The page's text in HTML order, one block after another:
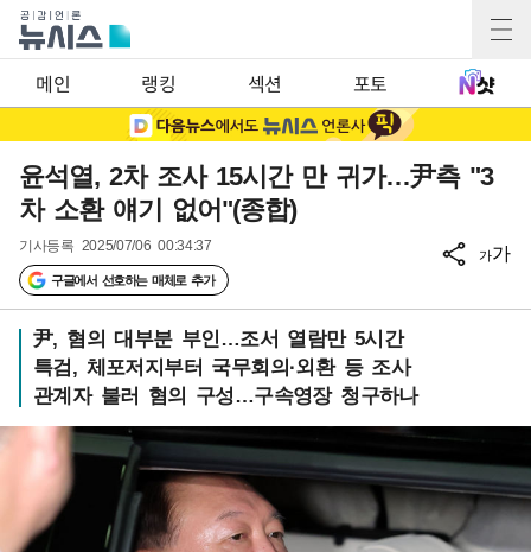
메인 랭킹 섹션 포토
윤석열, 2차 조사 15시간 만 귀가…尹측 "3
차 소환 얘기 없어"(종합)
기사등록 2025/07/06 00:34:37
구글에서 선호하는 매체로 추가
가가
尹, 혐의 대부분 부인…조서 열람만 5시간
특검, 체포저지부터 국무회의·외환 등 조사
관계자 불러 혐의 구성…구속영장 청구하나